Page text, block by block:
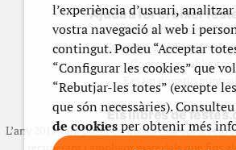
Ajuda a fer créixer
Feste’n editor/
Subscriu-t’hi/Feste’n
Contracta publicitat
Fes un donatiu puntual
Els llibres de
L’any 2012 vam posar en marxa una col·lecció
l’experiència d’usuari,
vostra navegació al web i
contingut. Podeu “Acceptar
“Configurar les cookies” que
“Rebutjar-les totes” (excepte
que són necessàries).
de cookiesper obtenir més